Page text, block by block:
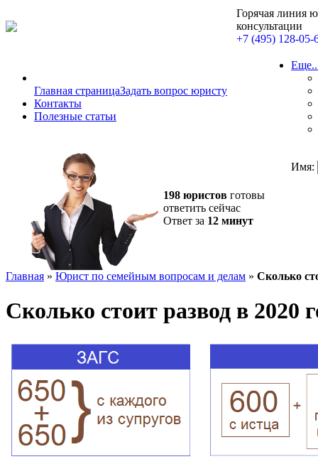
Горячая линия
консультации
+7 (495) 128-05-
Главная страницаЗадать вопрос юристу
Контакты
Полезные статьи
198 юристов готовы
ответить сейчас
Ответ за 12 минут
Имя:
Главная » Юрист по семейным вопросам и делам » Сколько
Сколько стоит развод в 2020